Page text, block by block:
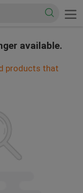
available.
products that